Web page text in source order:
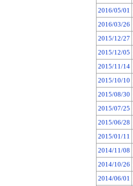
2016/05/01
2016/03/26
2015/12/27
2015/12/05
2015/11/14
2015/10/10
2015/08/30
2015/07/25
2015/06/28
2015/01/11
2014/11/08
2014/10/26
2014/06/01